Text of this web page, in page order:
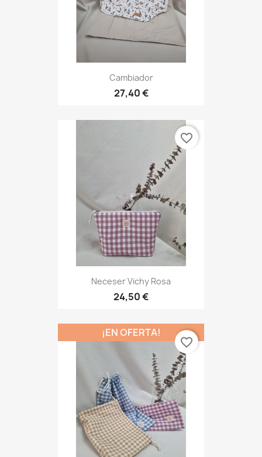
Cambiador
27,40 €
Neceser Vichy Rosa
24,50 €
favorite_border
¡EN OFERTA!
favorite_border